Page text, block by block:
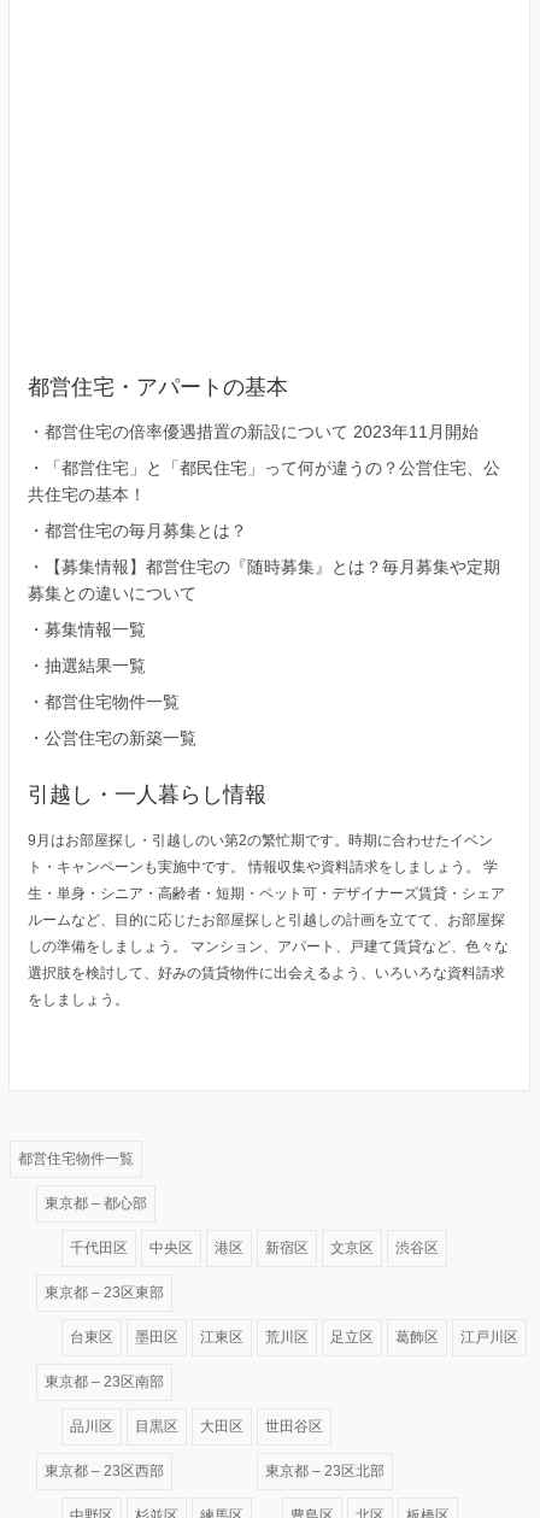
都営住宅・アパートの基本
・ 都営住宅の倍率優遇措置の新設について 2023年11月開始
・
「都営住宅」と「都民住宅」って何が違うの？公営住宅、公
共住宅の基本！
・ 都営住宅の毎月募集とは？
・
【募集情報】都営住宅の『随時募集』とは？毎月募集や定期
募集との違いについて
・ 募集情報一覧
・ 抽選結果一覧
・ 都営住宅物件一覧
・ 公営住宅の新築一覧
引越し・一人暮らし情報
9月はお部屋探し・引越しのい第2の繁忙期です。時期に合わせたイベン
ト・キャンペーンも実施中です。 情報収集や資料請求をしましょう。 学
生・単身・シニア・高齢者・短期・ペット可・デザイナーズ賃貸・シェア
ルームなど、目的に応じたお部屋探しと引越しの計画を立てて、お部屋探
しの準備をしましょう。 マンション、アパート、戸建て賃貸など、色々な
選択肢を検討して、好みの賃貸物件に出会えるよう、いろいろな資料請求
をしましょう。
都営住宅物件一覧
東京都 – 都心部
千代田区 中央区 港区 新宿区 文京区 渋谷区
東京都 – 23区東部
台東区 墨田区 江東区 荒川区 足立区 葛飾区 江戸川区
東京都 – 23区南部
品川区 目黒区 大田区 世田谷区
東京都 – 23区西部 東京都 – 23区北部